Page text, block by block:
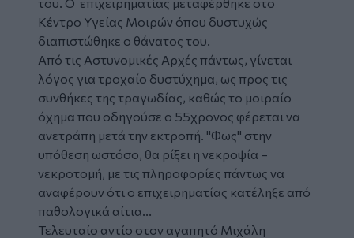
Κέντρο Υγείας Μοιρών όπου δυστυχώς
διαπιστώθηκε ο θάνατος του.
Από τις Αστυνομικές Αρχές πάντως, γίνεται
λόγος για τροχαίο δυστύχημα, ως προς τις
συνθήκες της τραγωδίας, καθώς το μοιραίο
όχημα που οδηγούσε ο 55χρονος φέρεται να
ανετράπη μετά την εκτροπή. "Φως" στην
υπόθεση ωστόσο, θα ρίξει η νεκροψία –
νεκροτομή, με τις πληροφορίες πάντως να
αναφέρουν ότι ο επιχειρηματίας κατέληξε από
παθολογικά αίτια...
Τελευταίο αντίο στον αγαπητό Μιχάλη